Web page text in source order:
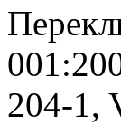
204-1,